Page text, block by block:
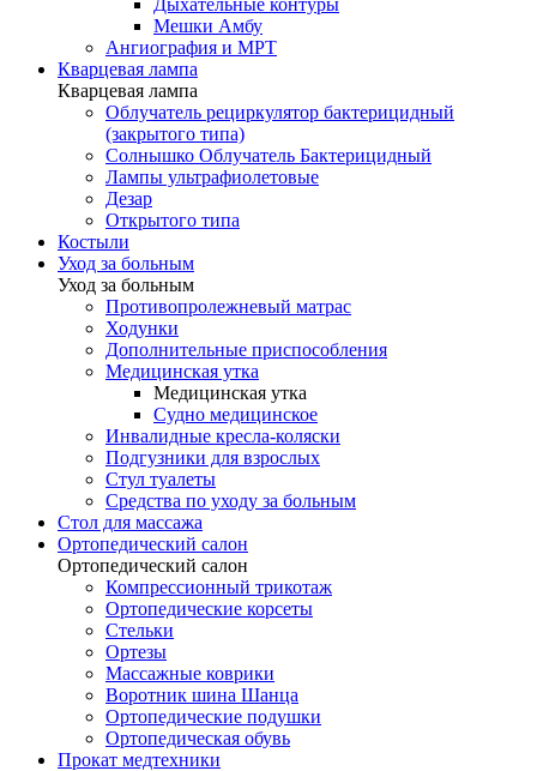
Дыхательные контуры
Мешки Амбу
Ангиография и МРТ
Кварцевая лампа
Кварцевая лампа
Облучатель рециркулятор бактерицидный
(закрытого типа)
Солнышко Облучатель Бактерицидный
Лампы ультрафиолетовые
Дезар
Открытого типа
Костыли
Уход за больным
Уход за больным
Противопролежневый матрас
Ходунки
Дополнительные приспособления
Медицинская утка
Медицинская утка
Судно медицинское
Инвалидные кресла-коляски
Подгузники для взрослых
Стул туалеты
Средства по уходу за больным
Cтол для массажа
Ортопедический салон
Ортопедический салон
Компрессионный трикотаж
Ортопедические корсеты
Стельки
Ортезы
Массажные коврики
Воротник шина Шанца
Ортопедические подушки
Ортопедическая обувь
Прокат медтехники